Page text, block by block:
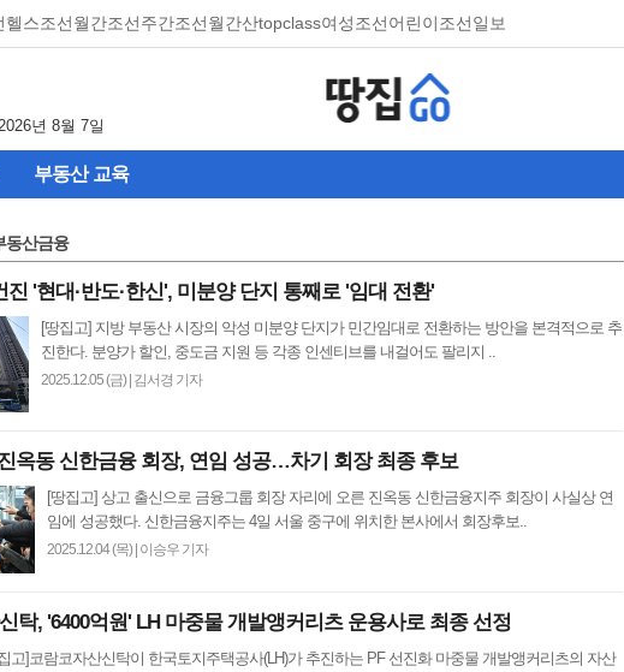
헬스조선월간조선주간조선월간산topclass여성조선어린이조선일보
년 8월 7일
부동산 교육
동산금융
진 '현대·반도·한신', 미분양 단지 통째로 '임대 전환'
[땅집고] 지방 부동산 시장의 악성 미분양 단지가 민간임대로 전환하는 방안을 본격적으로 추
진한다. 분양가 할인, 중도금 지원 등 각종 인센티브를 내걸어도 팔리지 ..
2025.12.05 (금)| 김서경 기자
옥동 신한금융 회장, 연임 성공…차기 회장 최종 후보
[땅집고] 상고 출신으로 금융그룹 회장 자리에 오른 진옥동 신한금융지주 회장이 사실상 연
임에 성공했다. 신한금융지주는 4일 서울 중구에 위치한 본사에서 회장후보..
2025.12.04 (목)| 이승우 기자
탁, '6400억원' LH 마중물 개발앵커리츠 운용사로 최종 선정
고]코람코자산신탁이 한국토지주택공사(LH)가 추진하는 PF 선진화 마중물 개발앵커리츠의 자산